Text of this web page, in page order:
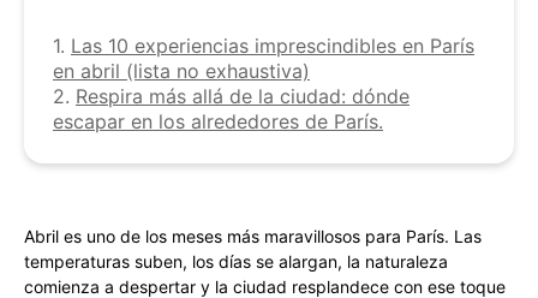
1. Las 10 experiencias imprescindibles en París
en abril (lista no exhaustiva)
2. Respira más allá de la ciudad: dónde
escapar en los alrededores de París.
Abril es uno de los meses más maravillosos para París. Las
temperaturas suben, los días se alargan, la naturaleza
comienza a despertar y la ciudad resplandece con ese toque